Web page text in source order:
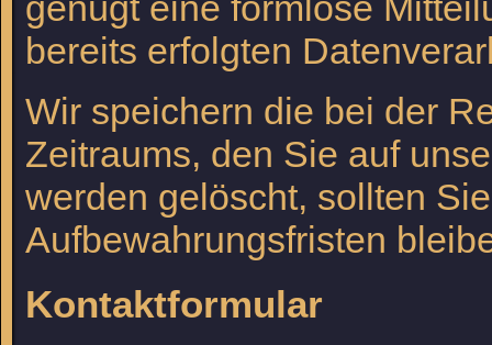
bereits erfolgten
Wir speichern die bei der
Zeitraums, den Sie auf
werden gelöscht, sollten
Aufbewahrungsfristen
Kontaktformular